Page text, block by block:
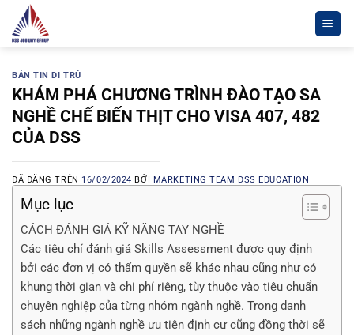
Chuyển
đến
dungBẢN TIN DI TRÚ
KHÁM PHÁ CHƯƠNG TRÌNH ĐÀO TẠO SA
NGHỀ CHẾ BIẾN THỊT CHO VISA 407, 482
CỦA DSS
ĐÃ ĐĂNG TRÊN 16/02/2024 BỞI MARKETING TEAM DSS EDUCATION
Mục lục
CÁCH ĐÁNH GIÁ KỸ NĂNG TAY NGHỀ
Các tiêu chí đánh giá Skills Assessment được quy định
bởi các đơn vị có thẩm quyền sẽ khác nhau cũng như có
khung thời gian và chi phí riêng, tùy thuộc vào tiêu chuẩn
chuyên nghiệp của từng nhóm ngành nghề. Trong danh
sách những ngành nghề ưu tiên định cư cũng đồng thời sẽ